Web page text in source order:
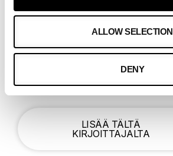
ALLOW SELECTION
DENY
VILLE HOPPONEN
INSIGHT SPECIALIST
04.08.2022
LISÄÄ TÄLTÄ
KIRJOITTAJALTA